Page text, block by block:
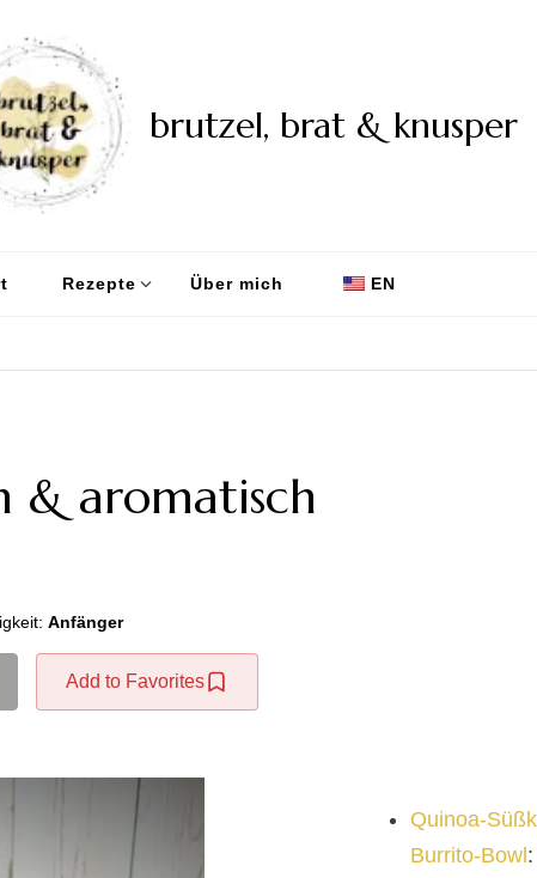
brutzel, brat & knusper
Rezepte Über mich EN
& aromatisch
Anfänger
Add to Favorites
Quinoa-
Burrito-Bowl